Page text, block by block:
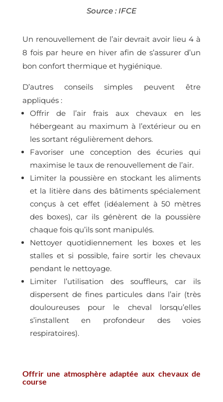
Source : IFCE
Un renouvellement de l’air devrait avoir lieu 4 à
8 fois par heure en hiver afin de s’assurer d’un
bon confort thermique et hygiénique.
D’autres conseils simples peuvent être
appliqués :
Offrir de l’air frais aux chevaux en les
hébergeant au maximum à l’extérieur ou en
les sortant régulièrement dehors.
Favoriser une conception des écuries qui
maximise le taux de renouvellement de l’air.
Limiter la poussière en stockant les aliments
et la litière dans des bâtiments spécialement
conçus à cet effet (idéalement à 50 mètres
des boxes), car ils génèrent de la poussière
chaque fois qu’ils sont manipulés.
Nettoyer quotidiennement les boxes et les
stalles et si possible, faire sortir les chevaux
pendant le nettoyage.
Limiter l’utilisation des souffleurs, car ils
dispersent de fines particules dans l’air (très
douloureuses pour le cheval lorsqu’elles
s’installent en profondeur des voies
respiratoires).
Offrir une atmosphère adaptée aux chevaux de
course